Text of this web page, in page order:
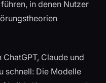
in denen Nutzer
Claude und
schnell: Die Modelle